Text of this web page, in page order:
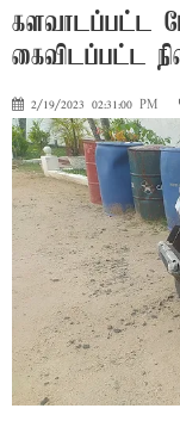
களவாடப்பட்ட
கைவிடப்பட்ட
2/19/2023 02:31:00 PM